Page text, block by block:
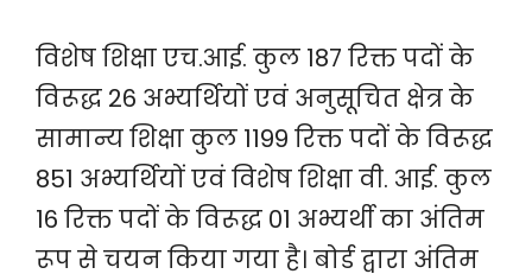
विशेष शिक्षा एच.आई. कुल 187 रिक्त पदों के
विरूद्ध 26 अभ्यर्थियों एवं अनुसूचित क्षेत्र के
सामान्य शिक्षा कुल 1199 रिक्त पदों के विरूद्ध
851 अभ्यर्थियों एवं विशेष शिक्षा वी. आई. कुल
16 रिक्त पदों के विरूद्ध 01 अभ्यर्थी का अंतिम
रूप से चयन किया गया है। बोर्ड द्वारा अंतिम